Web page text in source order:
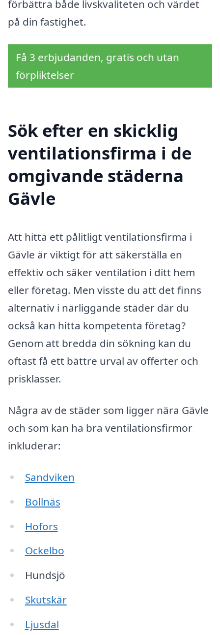
förbättra både livskvaliteten och värdet
på din fastighet.
Få 3 erbjudanden, gratis och utan
förpliktelser
Sök efter en skicklig
ventilationsfirma i de
omgivande städerna
Gävle
Att hitta ett pålitligt ventilationsfirma i
Gävle är viktigt för att säkerställa en
effektiv och säker ventilation i ditt hem
eller företag. Men visste du att det finns
alternativ i närliggande städer där du
också kan hitta kompetenta företag?
Genom att bredda din sökning kan du
oftast få ett bättre urval av offerter och
prisklasser.
Några av de städer som ligger nära Gävle
och som kan ha bra ventilationsfirmor
inkluderar:
Sandviken
Bollnäs
Hofors
Ockelbo
Hundsjö
Skutskär
Ljusdal